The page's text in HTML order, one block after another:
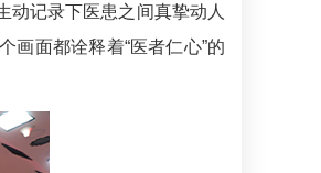
动记录下医患之间真挚动人
画面都诠释着“医者仁心”的